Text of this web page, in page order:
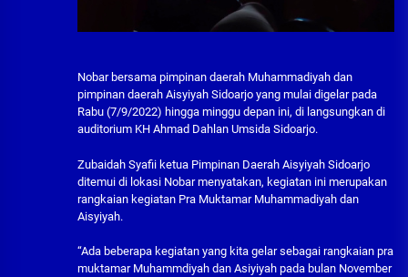
Nobar bersama pimpinan daerah Muhammadiyah dan
pimpinan daerah Aisyiyah Sidoarjo yang mulai digelar pada
Rabu (7/9/2022) hingga minggu depan ini, di langsungkan di
auditorium KH Ahmad Dahlan Umsida Sidoarjo.
Zubaidah Syafii ketua Pimpinan Daerah Aisyiyah Sidoarjo
ditemui di lokasi Nobar menyatakan, kegiatan ini merupakan
rangkaian kegiatan Pra Muktamar Muhammadiyah dan
Aisyiyah.
“Ada beberapa kegiatan yang kita gelar sebagai rangkaian pra
muktamar Muhammdiyah dan Asiyiyah pada bulan November